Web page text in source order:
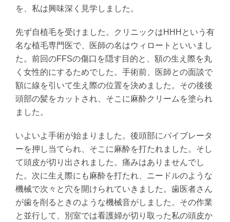
を、私は興味深く見学しました。
先ず自植毛を受けました。クリニックはHHHという有
名な植毛専門医で、医師の名はウィロートといいまし
た。前回のFFSの傷口を隠す目的と、額の生え際を丸
く女性的にするためでした。手術前、医師との面談で
額に線を引いて生え際の位置を決めました。その後後
頭部の髪をカットされ、そこに麻酔クリームを塗られ
ました。
いよいよ手術が始まりました。後頭部にバイブレータ
ーを押し当てられ、そこに麻酔を打たれました。そし
て頭皮が切り出されました。痛みはありませんでし
た。次に生え際にも麻酔を打たれ、ニードルのような
機械で次々と穴を開けられていきました。歯医者さん
が歯を削るときのような機械音がしました。その作業
と並行して、別室では看護婦が切り取った私の頭皮か